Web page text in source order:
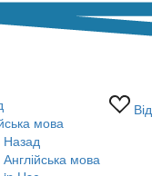
мова
Назад
Англійська мова